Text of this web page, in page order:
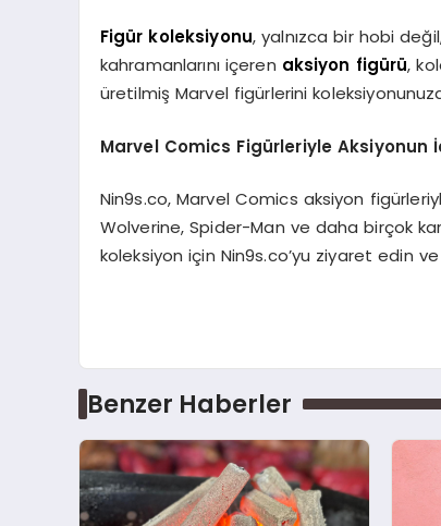
Figür koleksiyonu, yalnızca bir hobi
kahramanlarını içeren aksiyon figürü,
üretilmiş Marvel figürlerini
Marvel Comics Figürleriyle Aksiyonun
Nin9s.co, Marvel Comics aksiyon
Wolverine, Spider-Man ve daha birçok
koleksiyon için Nin9s.co’yu ziyaret edin
Benzer Haberler